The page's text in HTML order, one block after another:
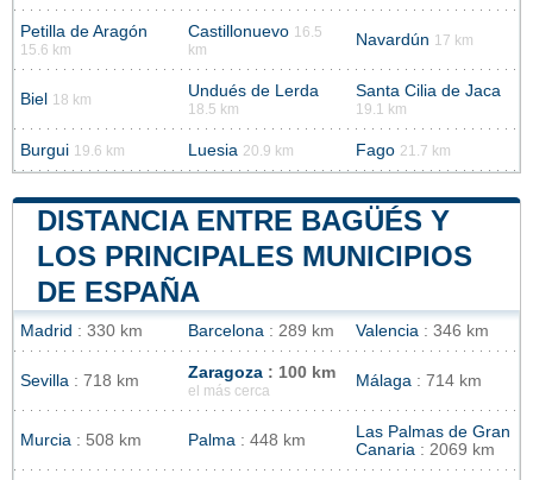
Petilla de Aragón
15.6 km
Castillonuevo 16.5
km
Navardún 17 km
Biel 18 km Undués de Lerda
18.5 km
Santa Cilia de Jaca
19.1 km
Burgui 19.6 km Luesia 20.9 km Fago 21.7 km
DISTANCIA ENTRE BAGÜÉS Y
LOS PRINCIPALES MUNICIPIOS
DE ESPAÑA
Madrid : 330 km Barcelona : 289 km Valencia : 346 km
Sevilla : 718 km Zaragoza : 100 km
el más cerca
Málaga : 714 km
Murcia : 508 km Palma : 448 km
Las Palmas de Gran
Canaria : 2069 km